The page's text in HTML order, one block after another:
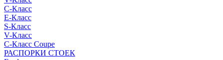
C-Класс
E-Класс
S-Класс
V-Класс
C-Класс Coupe
РАСПОРКИ СТОЕК